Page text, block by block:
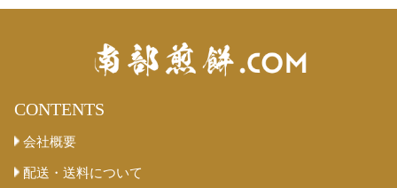
CONTENTS
会社概要
配送・送料について